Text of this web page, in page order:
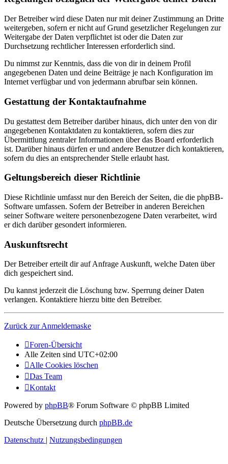
Der Betreiber wird diese Daten nur mit deiner Zustimmung an Dritte
weitergeben, sofern er nicht auf Grund gesetzlicher Regelungen zur
Weitergabe der Daten verpflichtet ist oder die Daten zur
Durchsetzung rechtlicher Interessen erforderlich sind.
Du nimmst zur Kenntnis, dass die von dir in deinem Profil
angegebenen Daten und deine Beiträge je nach Konfiguration im
Internet verfügbar und von jedermann abrufbar sein können.
Gestattung der Kontaktaufnahme
Du gestattest dem Betreiber darüber hinaus, dich unter den von dir
angegebenen Kontaktdaten zu kontaktieren, sofern dies zur
Übermittlung zentraler Informationen über das Board erforderlich
ist. Darüber hinaus dürfen er und andere Benutzer dich kontaktieren,
sofern du dies an entsprechender Stelle erlaubt hast.
Geltungsbereich dieser Richtlinie
Diese Richtlinie umfasst nur den Bereich der Seiten, die die phpBB-
Software umfassen. Sofern der Betreiber in anderen Bereichen
seiner Software weitere personenbezogene Daten verarbeitet, wird
er dich darüber gesondert informieren.
Auskunftsrecht
Der Betreiber erteilt dir auf Anfrage Auskunft, welche Daten über
dich gespeichert sind.
Du kannst jederzeit die Löschung bzw. Sperrung deiner Daten
verlangen. Kontaktiere hierzu bitte den Betreiber.
Zurück zur Anmeldemaske
Foren-Übersicht
Alle Zeiten sind UTC+02:00
Alle Cookies löschen
Das Team
Kontakt
Powered by phpBB® Forum Software © phpBB Limited
Deutsche Übersetzung durch phpBB.de
Datenschutz | Nutzungsbedingungen